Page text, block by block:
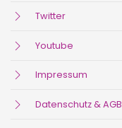
Twitter
Youtube
Impressum
Datenschutz & AGB